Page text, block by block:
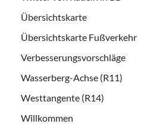
Übersichtskarte
Übersichtskarte Fußverkehr
Verbesserungsvorschläge
Wasserberg-Achse (R11)
Westtangente (R14)
Willkommen